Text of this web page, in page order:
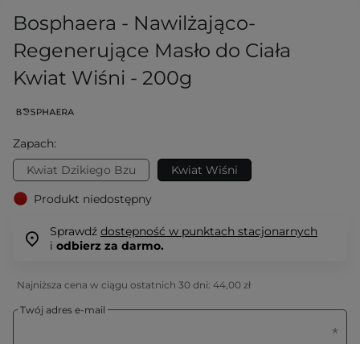
Bosphaera - Nawilżająco-
Regenerujące Masło do Ciała
Kwiat Wiśni - 200g
Zapach:
Kwiat Dzikiego Bzu
Kwiat Wiśni
Produkt niedostępny
Sprawdź dostępność w punktach stacjonarnych
i odbierz za darmo.
Najniższa cena w ciągu ostatnich 30 dni: 44,00 zł
Twój adres e-mail